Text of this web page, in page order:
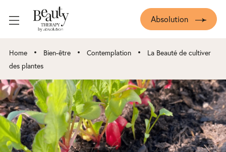
Absolution
Home • Bien-être • Contemplation •
La Beauté de cultiver
des plantes